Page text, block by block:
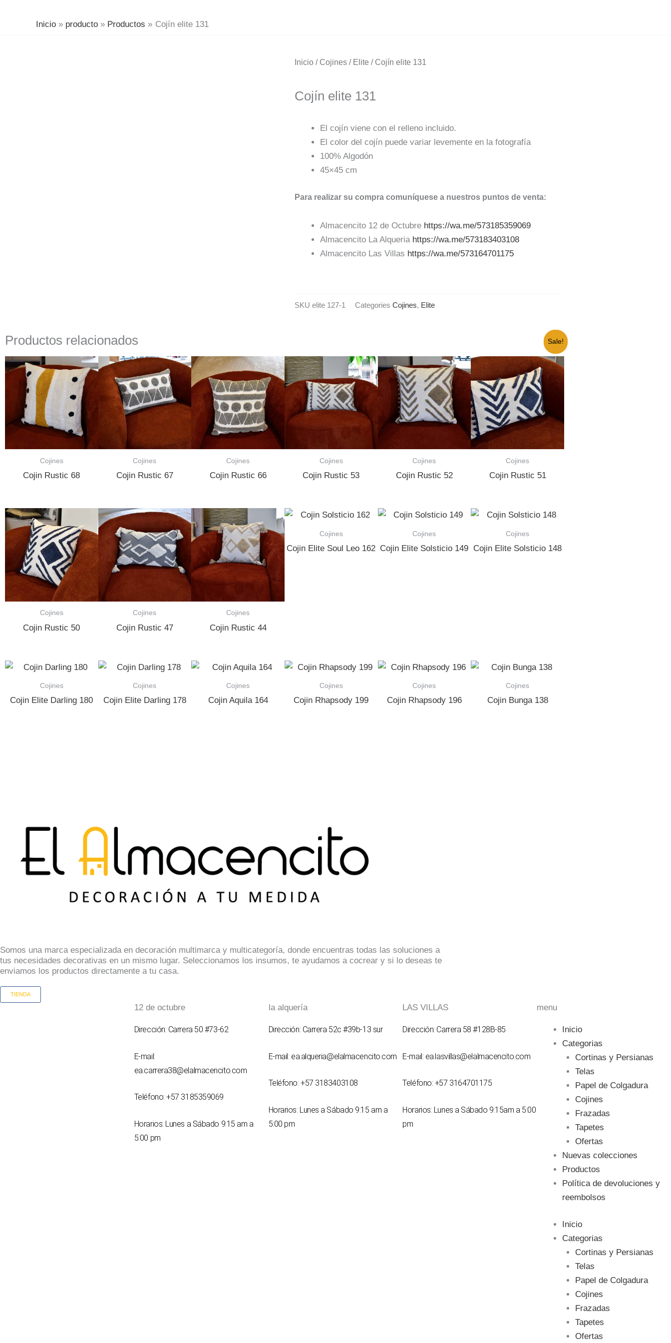
Inicio producto Productos Cojín elite 131
Inicio / Cojines / Elite / Cojín elite 131
Cojín elite 131
El cojín viene con el relleno incluido.
El color del cojín puede variar levemente en la fotografía
100% Algodón
45×45 cm
Para realizar su compra comuníquese a nuestros puntos de venta:
Almacencito 12 de Octubre https://wa.me/573185359069
Almacencito La Alqueria https://wa.me/573183403108
Almacencito Las Villas https://wa.me/573164701175
SKU elite 127-1 Categories Cojines, Elite
Productos relacionados
Cojines
Cojin Rustic 68
Cojines
Cojin Rustic 67
Cojines
Cojin Rustic 66
Cojines
Cojin Rustic 53
Cojines
Cojin Rustic 52
Cojines
Cojin Rustic 51
Cojines
Cojin Rustic 50
Cojines
Cojin Rustic 47
Cojines
Cojin Rustic 44
Cojines
Cojin Elite Soul Leo 162
Cojines
Cojin Elite Solsticio 149
Cojines
Cojin Elite Solsticio 148
Cojines
Cojin Elite Darling 180
Cojines
Cojin Elite Darling 178
Cojines
Cojin Aquila 164
Sale!
Cojines
Cojin Rhapsody 199
Sale!
Cojines
Cojin Rhapsody 196
Sale!
Cojines
Cojin Bunga 138
Somos una marca especializada en decoración multimarca y multicategoría, donde encuentras todas las soluciones a
tus necesidades decorativas en un mismo lugar. Seleccionamos los insumos, te ayudamos a cocrear y si lo deseas te
enviamos los productos directamente a tu casa.
TIENDA
12 de octubre
Dirección: Carrera 50 #73-62
E-mail:
ea.carrera38@elalmacencito.com
Teléfono: +57 3185359069
Horarios: Lunes a Sábado 9:15 am a
5:00 pm
la alquería
Dirección: Carrera 52c #39b-13 sur
E-mail: ea.alqueria@elalmacencito.com
Teléfono: +57 3183403108
Horarios: Lunes a Sábado 9:15 am a
5:00 pm
LAS VILLAS
Dirección: Carrera 58 #128B-85
E-mail: ea.lasvillas@elalmacencito.com
Teléfono: +57 3164701175
Horarios: Lunes a Sábado 9:15am a 5:00
pm
menu
Inicio
Categorias
Cortinas y Persianas
Telas
Papel de Colgadura
Cojines
Frazadas
Tapetes
Ofertas
Nuevas colecciones
Productos
Política de devoluciones y
reembolsos
Inicio
Categorias
Cortinas y Persianas
Telas
Papel de Colgadura
Cojines
Frazadas
Tapetes
Ofertas